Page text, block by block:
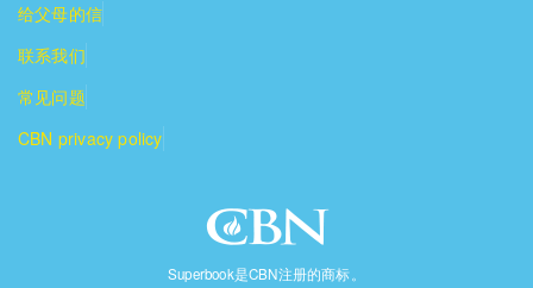
给父母的信
联系我们
常见问题
CBN privacy policy
Superbook是CBN注册的商标。